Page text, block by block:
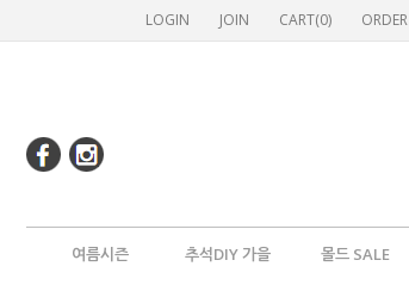
LOGIN JOIN CART(0) ORDER
여름시즌 추석DIY 가을 몰드 SALE